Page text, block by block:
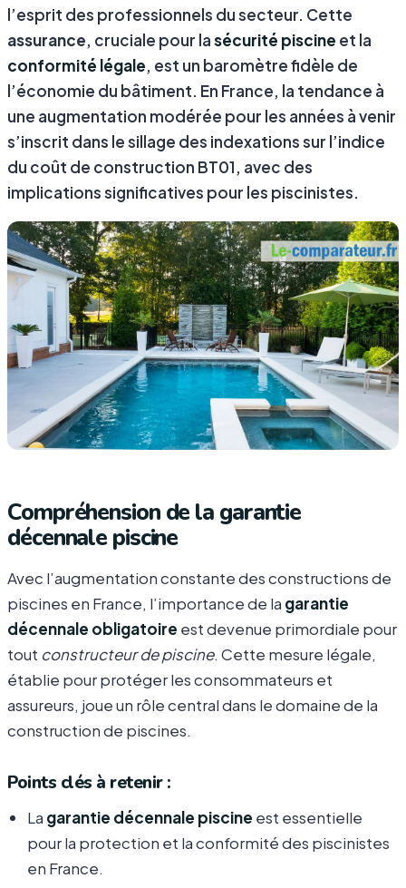
l’esprit des professionnels du secteur. Cette
assurance, cruciale pour lasécurité piscine et la
conformité légale, est un baromètre fidèle de
l’économie du bâtiment. En France, la tendance à
une augmentation modérée pour les années à venir
s’inscrit dans le sillage des indexations sur l’indice
du coût de construction BT01, avec des
implications significatives pour les piscinistes.
Compréhension de la garantie
décennale piscine
Avec l’augmentation constante des constructions de
piscines en France, l’importance de la garantie
décennale obligatoire est devenue primordiale pour
tout constructeur de piscine. Cette mesure légale,
établie pour protéger les consommateurs et
assureurs, joue un rôle central dans le domaine de la
construction de piscines.
Points clés à retenir :
La garantie décennale piscine est essentielle
pour la protection et la conformité des piscinistes
en France.